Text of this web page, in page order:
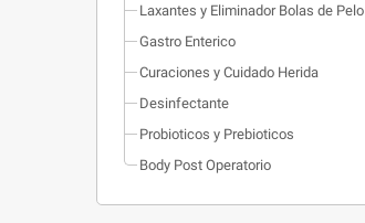
Laxantes y Eliminador Bolas de Pelo
Gastro Enterico
Curaciones y Cuidado Herida
Desinfectante
Probioticos y Prebioticos
Body Post Operatorio